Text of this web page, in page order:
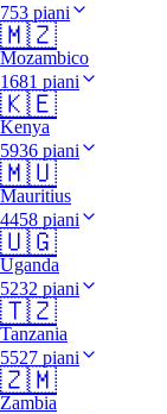
753 piani
🇲🇿
Mozambico
1681 piani
🇰🇪
Kenya
5936 piani
🇲🇺
Mauritius
4458 piani
🇺🇬
Uganda
5232 piani
🇹🇿
Tanzania
5527 piani
🇿🇲
Zambia